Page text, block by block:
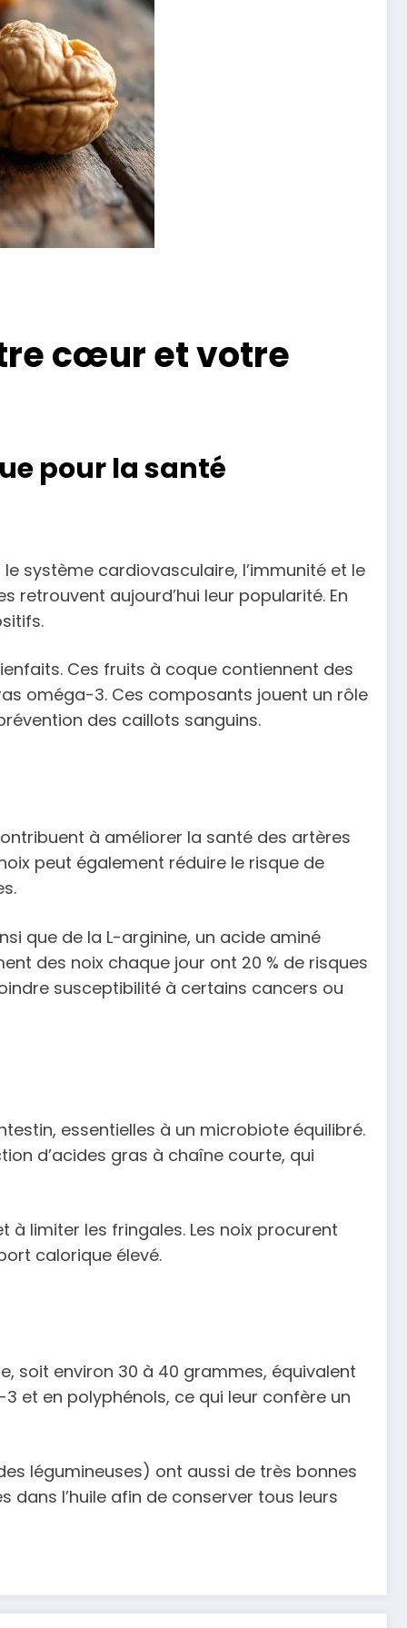
cœur et votre
pour la santé
système cardiovasculaire, l’immunité et le
retrouvent aujourd’hui leur popularité. En
Ces fruits à coque contiennent des
oméga-3. Ces composants jouent un rôle
des caillots sanguins.
à améliorer la santé des artères
peut également réduire le risque de
que de la L-arginine, un acide aminé
des noix chaque jour ont 20 % de risques
susceptibilité à certains cancers ou
essentielles à un microbiote équilibré.
d’acides gras à chaîne courte, qui
limiter les fringales. Les noix procurent
calorique élevé.
soit environ 30 à 40 grammes, équivalent
et en polyphénols, ce qui leur confère un
légumineuses) ont aussi de très bonnes
dans l’huile afin de conserver tous leurs